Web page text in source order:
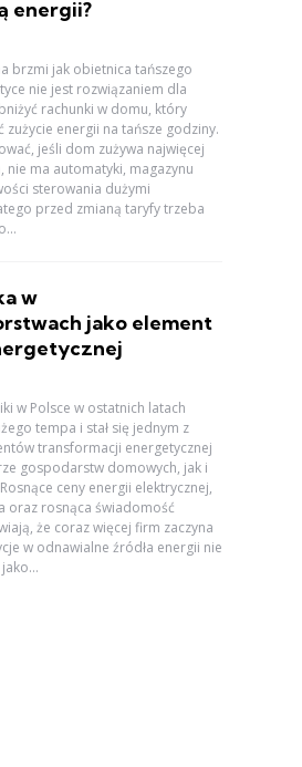
energii?
brzmi jak obietnica tańszego
nie jest rozwiązaniem dla
rachunki w domu, który
energii na tańsze godziny.
jeśli dom zużywa najwięcej
nie ma automatyki, magazynu
sterowania dużymi
przed zmianą taryfy trzeba
w
jako element
w Polsce w ostatnich latach
tempa i stał się jednym z
transformacji energetycznej
gospodarstw domowych, jak i
ceny energii elektrycznej,
oraz rosnąca świadomość
że coraz więcej firm zaczyna
w odnawialne źródła energii nie